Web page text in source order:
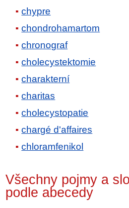
chypre
chondrohamartom
chronograf
cholecystektomie
charakterní
charitas
cholecystopatie
chargé d'affaires
chloramfenikol
Všechny pojmy a
podle abecedy